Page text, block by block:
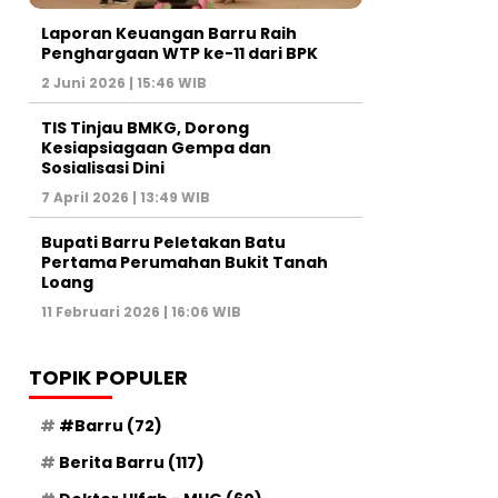
Laporan Keuangan Barru Raih
Penghargaan WTP ke-11 dari BPK
2 Juni 2026 | 15:46 WIB
TIS Tinjau BMKG, Dorong
Kesiapsiagaan Gempa dan
Sosialisasi Dini
7 April 2026 | 13:49 WIB
Bupati Barru Peletakan Batu
Pertama Perumahan Bukit Tanah
Loang
11 Februari 2026 | 16:06 WIB
TOPIK POPULER
#Barru (72)
Berita Barru (117)